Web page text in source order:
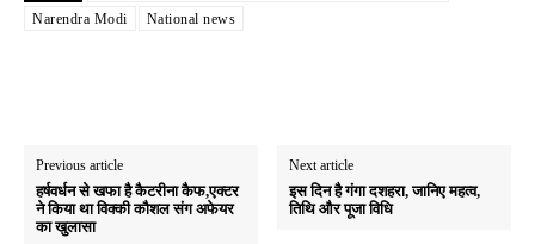
Narendra Modi
National news
Previous article
हर्षवर्धन से खफा है कैटरीना कैफ,एक्टर
ने किया था विक्की कौशल संग अफेयर
का खुलासा
Next article
इस दिन है गंगा दशहरा, जानिए महत्व,
तिथि और पूजा विधि